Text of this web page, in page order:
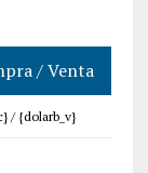
/ Venta
/ {dolarb_v}